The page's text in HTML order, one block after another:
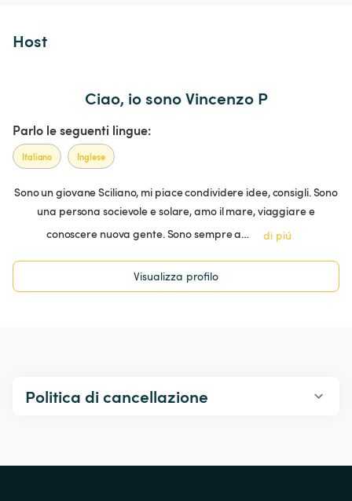
Host
Ciao, io sono Vincenzo P
Parlo le seguenti lingue:
Italiano Inglese
Sono un giovane Sciliano, mi piace condividere idee, consigli. Sono
una persona socievole e solare, amo il mare, viaggiare e
conoscere nuova gente. Sono sempre a…
di piú
Visualizza profilo
Politica di cancellazione